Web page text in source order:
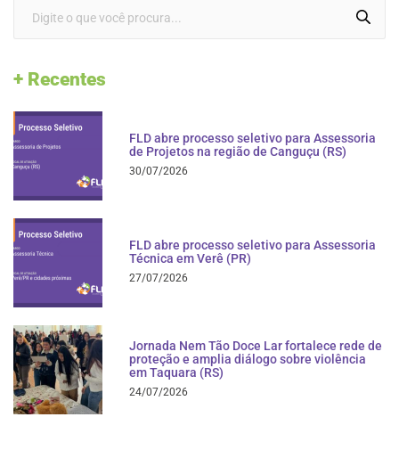
+ Recentes
FLD abre processo seletivo para Assessoria
de Projetos na região de Canguçu (RS)
30/07/2026
FLD abre processo seletivo para Assessoria
Técnica em Verê (PR)
27/07/2026
Jornada Nem Tão Doce Lar fortalece rede de
proteção e amplia diálogo sobre violência
em Taquara (RS)
24/07/2026